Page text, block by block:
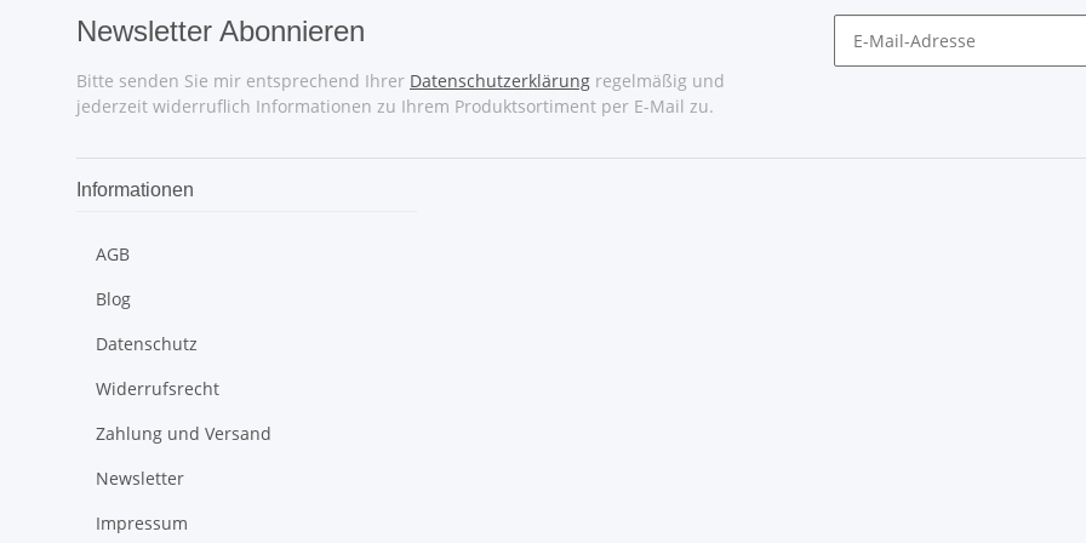
Newsletter Abonnieren
Bitte senden Sie mir entsprechend Ihrer Datenschutzerklärung regelmäßig und
jederzeit widerruflich Informationen zu Ihrem Produktsortiment per E-Mail zu.
Informationen
AGB
Blog
Datenschutz
Widerrufsrecht
Zahlung und Versand
Newsletter
Impressum